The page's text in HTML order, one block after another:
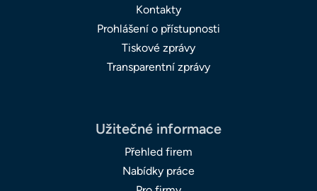
Kontakty
Prohlášení o přístupnosti
Tiskové zprávy
Transparentní zprávy
Užitečné informace
Přehled firem
Nabídky práce